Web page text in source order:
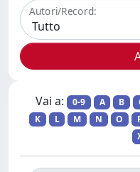
Autori/Record:
Vai a: 0-9 A B
K
L M N O